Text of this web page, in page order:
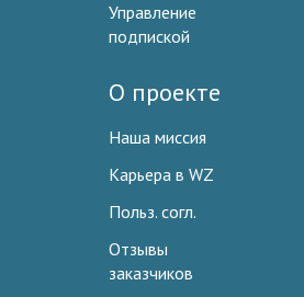
Управление
подпиской
О проекте
Наша миссия
Карьера в WZ
Польз. согл.
Отзывы
заказчиков